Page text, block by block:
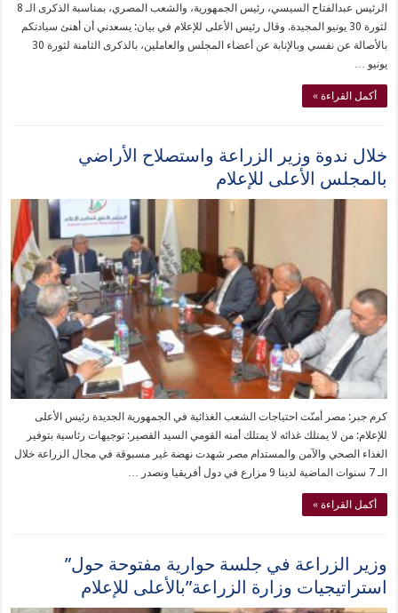
الرئيس عبدالفتاح السيسي، رئيس الجمهورية، والشعب المصري، بمناسبة الذكرى الـ 8
لثورة 30 يونيو المجيدة. وقال رئيس الأعلى للإعلام في بيان: يسعدني أن أهنئ سيادتكم
بالأصالة عن نفسي وبالإنابة عن أعضاء المجلس والعاملين، بالذكرى الثامنة لثورة 30
يونيو …
أكمل القراءة »
خلال ندوة وزير الزراعة واستصلاح الأراضي
بالمجلس الأعلى للإعلام
كرم جبر: مصر أمنّت احتياجات الشعب الغذائية في الجمهورية الجديدة رئيس الأعلى
للإعلام: من لا يمتلك غذائه لا يمتلك أمنه القومي السيد القصير: توجيهات رئاسية بتوفير
الغذاء الصحي والآمن والمستدام مصر شهدت نهضة غير مسبوقة في مجال الزراعة خلال
الـ 7 سنوات الماضية لدينا 9 مزارع في دول أفريقيا ونصدر …
أكمل القراءة »
وزير الزراعة في جلسة حوارية مفتوحة حول”
استراتيجيات وزارة الزراعة”بالأعلى للإعلام